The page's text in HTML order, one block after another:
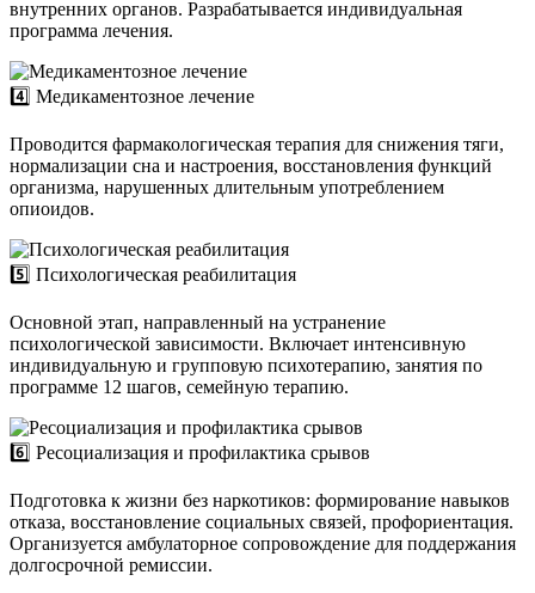
внутренних органов. Разрабатывается индивидуальная
программа лечения.
4️⃣ Медикаментозное лечение
Проводится фармакологическая терапия для снижения тяги,
нормализации сна и настроения, восстановления функций
организма, нарушенных длительным употреблением
опиоидов.
5️⃣ Психологическая реабилитация
Основной этап, направленный на устранение
психологической зависимости. Включает интенсивную
индивидуальную и групповую психотерапию, занятия по
программе 12 шагов, семейную терапию.
6️⃣ Ресоциализация и профилактика срывов
Подготовка к жизни без наркотиков: формирование навыков
отказа, восстановление социальных связей, профориентация.
Организуется амбулаторное сопровождение для поддержания
долгосрочной ремиссии.